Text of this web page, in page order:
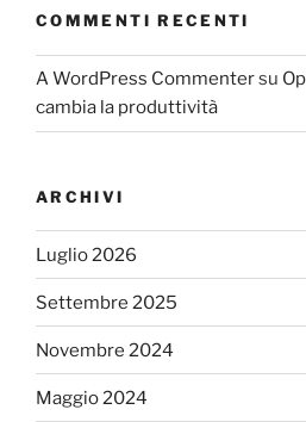
COMMENTI RECENTI
A WordPress Commentersu
cambia la produttività
ARCHIVI
Luglio 2026
Settembre 2025
Novembre 2024
Maggio 2024